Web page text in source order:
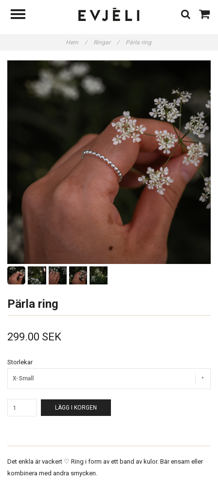
Hem / Ringar / Pärla ring
Pärla ring
299.00 SEK
Storlekar
X-Small
LÄGG I KORGEN
Det enkla är vackert ♡ Ring i form av ett band av kulor. Bär ensam eller
kombinera med andra smycken.